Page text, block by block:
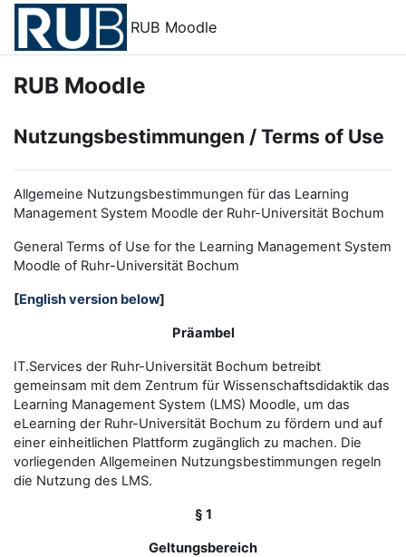
Zum Hauptinhalt
RUB Moodle
RUB Moodle
Nutzungsbestimmungen / Terms of Use
Allgemeine Nutzungsbestimmungen für das Learning
Management System Moodle der Ruhr-Universität Bochum
General Terms of Use for the Learning Management System
Moodle of Ruhr-Universität Bochum
[English version below]
Präambel
IT.Services der Ruhr-Universität Bochum betreibt
gemeinsam mit dem Zentrum für Wissenschaftsdidaktik das
Learning Management System (LMS) Moodle, um das
eLearning der Ruhr-Universität Bochum zu fördern und auf
einer einheitlichen Plattform zugänglich zu machen. Die
vorliegenden Allgemeinen Nutzungsbestimmungen regeln
die Nutzung des LMS.
§ 1
Geltungsbereich